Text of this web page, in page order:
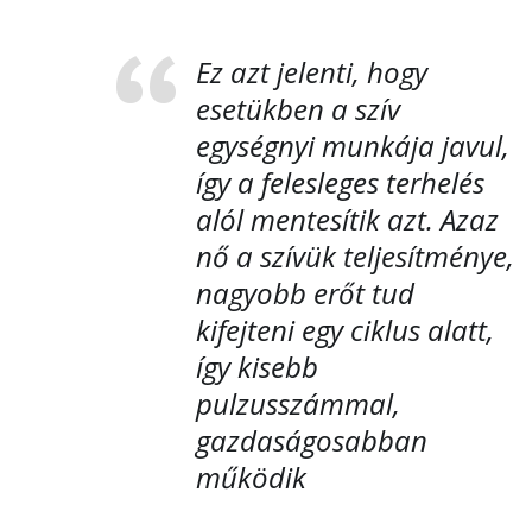
Ez azt jelenti, hogy
esetükben a szív
egységnyi munkája javul,
így a felesleges terhelés
alól mentesítik azt. Azaz
nő a szívük teljesítménye,
nagyobb erőt tud
kifejteni egy ciklus alatt,
így kisebb
pulzusszámmal,
gazdaságosabban
működik